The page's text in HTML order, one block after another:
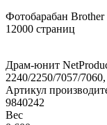
Фотобарабан Brother
12000 страниц
Драм-юнит
2240/2250/7057/
Артикул
9840242
Вес